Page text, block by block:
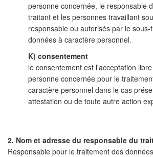
personne concernée, le responsable
traitant et les personnes travaillant
responsable ou autorisés par le
données à caractère personnel.
K) consentement
le consentement est l'acceptation
personne concernée pour le
caractère personnel dans le cas
attestation ou de toute autre action
2. Nom et adresse du responsable du
Responsable pour le traitement des